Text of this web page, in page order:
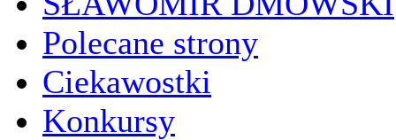
Polecane strony
Ciekawostki
Konkursy